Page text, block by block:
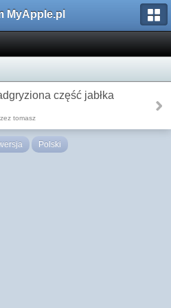
MyApple.pl
część jabłka
tomasz
Polski